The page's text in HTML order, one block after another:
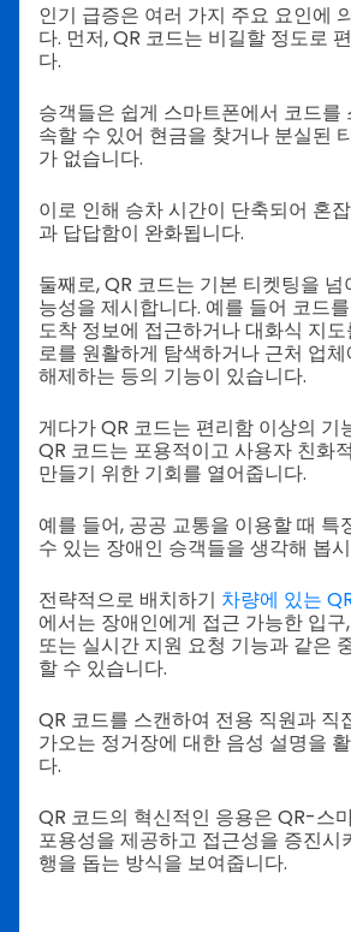
인기 급증은 여러 가지 주요 요인에
다. 먼저, QR 코드는 비길할 정도로
다.
승객들은 쉽게 스마트폰에서 코드를
속할 수 있어 현금을 찾거나 분실된
가 없습니다.
이로 인해 승차 시간이 단축되어 혼
과 답답함이 완화됩니다.
둘째로, QR 코드는 기본 티켓팅을
능성을 제시합니다. 예를 들어 코드
도착 정보에 접근하거나 대화식 지
로를 원활하게 탐색하거나 근처 업
해제하는 등의 기능이 있습니다.
게다가 QR 코드는 편리함 이상의 기
QR 코드는 포용적이고 사용자 친화
만들기 위한 기회를 열어줍니다.
예를 들어, 공공 교통을 이용할 때 특
수 있는 장애인 승객들을 생각해 봅
전략적으로 배치하기 차량에 있는
에서는 장애인에게 접근 가능한 입
또는 실시간 지원 요청 기능과 같은
할 수 있습니다.
QR 코드를 스캔하여 전용 직원과 직
가오는 정거장에 대한 음성 설명을
다.
QR 코드의 혁신적인 응용은 QR-스
포용성을 제공하고 접근성을 증진시
행을 돕는 방식을 보여줍니다.